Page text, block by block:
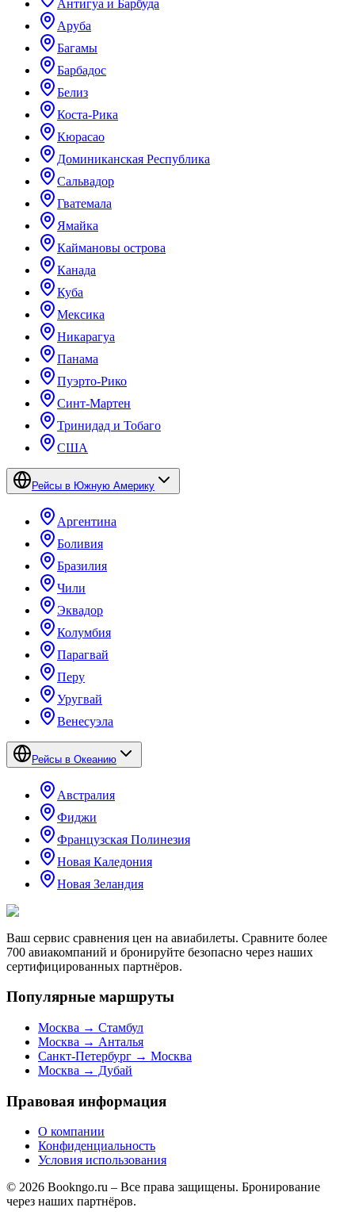
Антигуа и Барбуда
Аруба
Багамы
Барбадос
Белиз
Коста-Рика
Кюрасао
Доминиканская Республика
Сальвадор
Гватемала
Ямайка
Каймановы острова
Канада
Куба
Мексика
Никарагуа
Панама
Пуэрто-Рико
Синт-Мартен
Тринидад и Тобаго
США
Рейсы в Южную Америку
Аргентина
Боливия
Бразилия
Чили
Эквадор
Колумбия
Парагвай
Перу
Уругвай
Венесуэла
Рейсы в Океанию
Австралия
Фиджи
Французская Полинезия
Новая Каледония
Новая Зеландия
Ваш сервис сравнения цен на авиабилеты. Сравните более
700 авиакомпаний и бронируйте безопасно через наших
сертифицированных партнёров.
Популярные маршруты
Москва → Стамбул
Москва → Анталья
Санкт-Петербург → Москва
Москва → Дубай
Правовая информация
О компании
Конфиденциальность
Условия использования
© 2026 Bookngo.ru – Все права защищены. Бронирование
через наших партнёров.